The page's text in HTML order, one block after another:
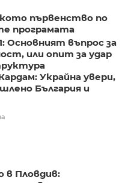
първенство по
програмата
Основният въпрос за
или опит за удар
Украйна увери,
България и
Пловдив: